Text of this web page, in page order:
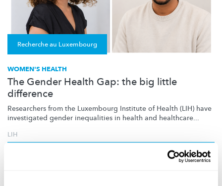
Recherche au Luxembourg
WOMEN'S HEALTH
The Gender Health Gap: the big little
difference
Researchers from the Luxembourg Institute of Health (LIH) have
investigated gender inequalities in health and healthcare...
LIH